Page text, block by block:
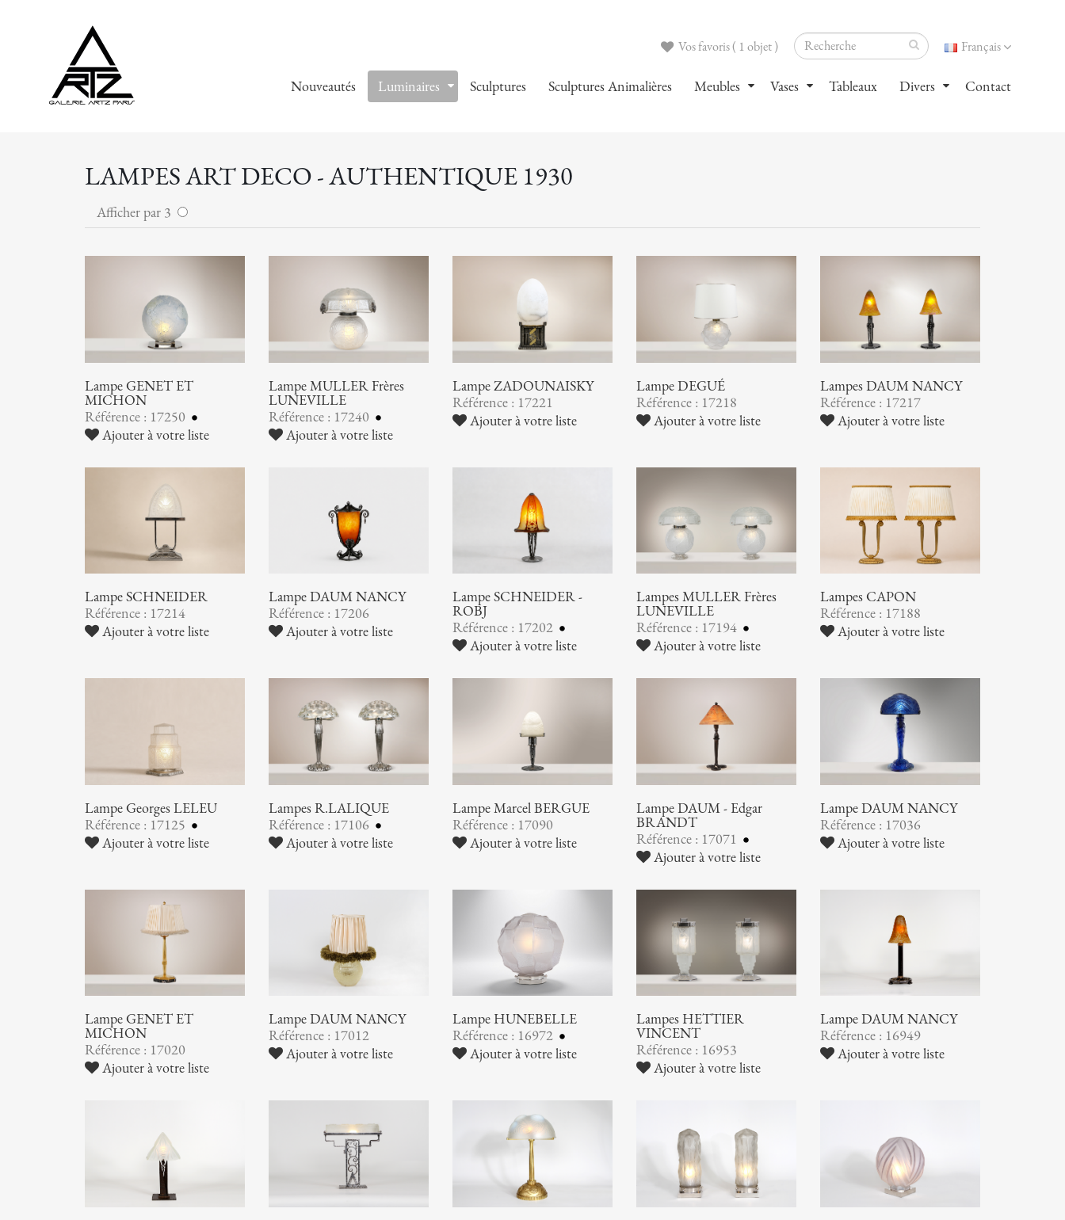
Français
Vos favoris ( 1 objet )
Nouveautés Luminaires Sculptures Sculptures Animalières Meubles Vases Tableaux Divers Contact
LAMPES ART DECO - AUTHENTIQUE 1930
Afficher par 3
Lampe GENET ET
MICHON
Référence : 17250
Ajouter à votre liste
Lampe MULLER Frères
LUNEVILLE
Référence : 17240
Ajouter à votre liste
Lampe ZADOUNAISKY
Référence : 17221
Ajouter à votre liste
Lampe DEGUÉ
Référence : 17218
Ajouter à votre liste
Lampes DAUM NANCY
Référence : 17217
Ajouter à votre liste
Lampe SCHNEIDER
Référence : 17214
Ajouter à votre liste
Lampe DAUM NANCY
Référence : 17206
Ajouter à votre liste
Lampe SCHNEIDER -
ROBJ
Référence : 17202
Ajouter à votre liste
Lampes MULLER Frères
LUNEVILLE
Référence : 17194
Ajouter à votre liste
Lampes CAPON
Référence : 17188
Ajouter à votre liste
Lampe Georges LELEU
Référence : 17125
Ajouter à votre liste
Lampes R.LALIQUE
Référence : 17106
Ajouter à votre liste
Lampe Marcel BERGUE
Référence : 17090
Ajouter à votre liste
Lampe DAUM - Edgar
BRANDT
Référence : 17071
Ajouter à votre liste
Lampe DAUM NANCY
Référence : 17036
Ajouter à votre liste
Lampe GENET ET
MICHON
Référence : 17020
Ajouter à votre liste
Lampe DAUM NANCY
Référence : 17012
Ajouter à votre liste
Lampe HUNEBELLE
Référence : 16972
Ajouter à votre liste
Lampes HETTIER
VINCENT
Référence : 16953
Ajouter à votre liste
Lampe DAUM NANCY
Référence : 16949
Ajouter à votre liste